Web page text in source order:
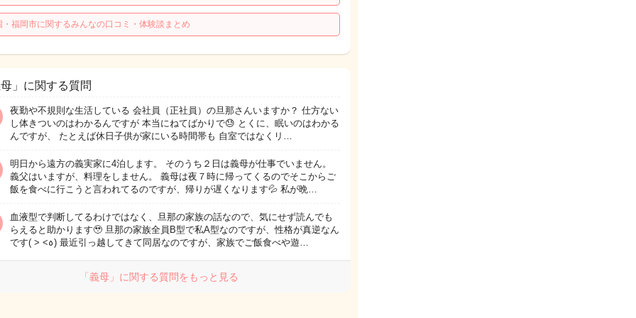
・福岡市に関するみんなの口コミ・体験談まとめ
」に関する質問
夜勤や不規則な生活している 会社員（正社員）の旦那さんいますか？ 仕方ない
し体きついのはわかるんですが 本当にねてばかりで😓 とくに、眠いのはわかる
んですが、 たとえば休日子供が家にいる時間帯も 自室ではなくリ…
明日から遠方の義実家に4泊します。 そのうち２日は義母が仕事でいません。
義父はいますが、料理をしません。 義母は夜７時に帰ってくるのでそこからご
飯を食べに行こうと言われてるのですが、帰りが遅くなります💦 私が晩…
血液型で判断してるわけではなく、旦那の家族の話なので、気にせず読んでも
らえると助かります🥹 旦那の家族全員B型で私A型なのですが、性格が真逆なん
です( > <꧞) 最近引っ越してきて同居なのですが、家族でご飯食べや遊…
「義母」に関する質問をもっと見る